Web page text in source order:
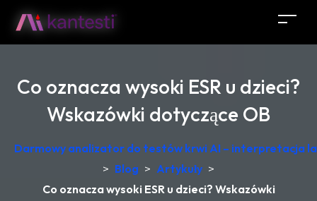
Co oznacza wysoki ESR u dzieci?
Wskazówki dotyczące OB
Darmowy analizator do testów krwi AI – interpretacja
> Blog > Artykuły >
Co oznacza wysoki ESR u dzieci? Wskazówki